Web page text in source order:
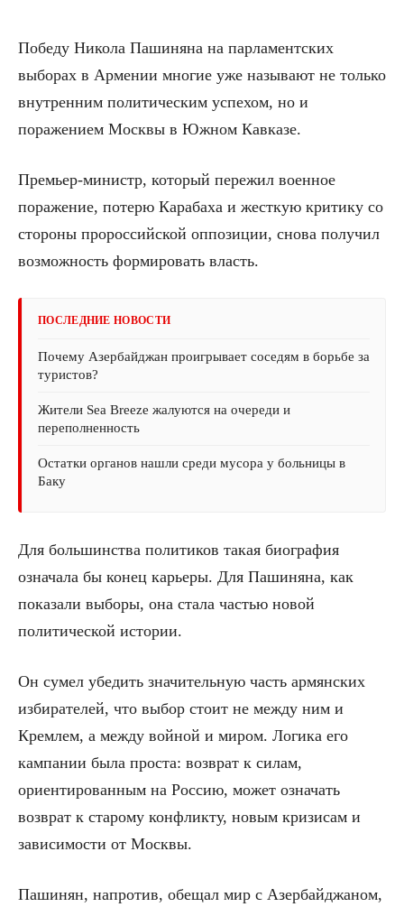
Победу Никола Пашиняна на парламентских
выборах в Армении многие уже называют не только
внутренним политическим успехом, но и
поражением Москвы в Южном Кавказе.
Премьер-министр, который пережил военное
поражение, потерю Карабаха и жесткую критику со
стороны пророссийской оппозиции, снова получил
возможность формировать власть.
ПОСЛЕДНИЕ НОВОСТИ
Почему Азербайджан проигрывает соседям в борьбе за
туристов?
Жители Sea Breeze жалуются на очереди и
переполненность
Остатки органов нашли среди мусора у больницы в
Баку
Для большинства политиков такая биография
означала бы конец карьеры. Для Пашиняна, как
показали выборы, она стала частью новой
политической истории.
Он сумел убедить значительную часть армянских
избирателей, что выбор стоит не между ним и
Кремлем, а между войной и миром. Логика его
кампании была проста: возврат к силам,
ориентированным на Россию, может означать
возврат к старому конфликту, новым кризисам и
зависимости от Москвы.
Пашинян, напротив, обещал мир с Азербайджаном,